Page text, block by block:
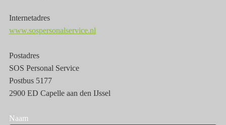
Internetadres
www.sospersonalservice.nl
Postadres
SOS Personal Service
Postbus 5177
2900 ED Capelle aan den IJssel
Naam